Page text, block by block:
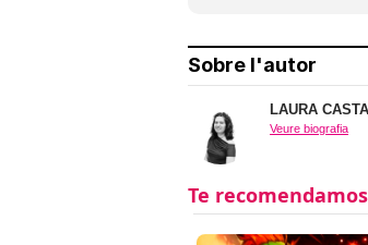
Sobre l'autor
LAURA
Veure biografia